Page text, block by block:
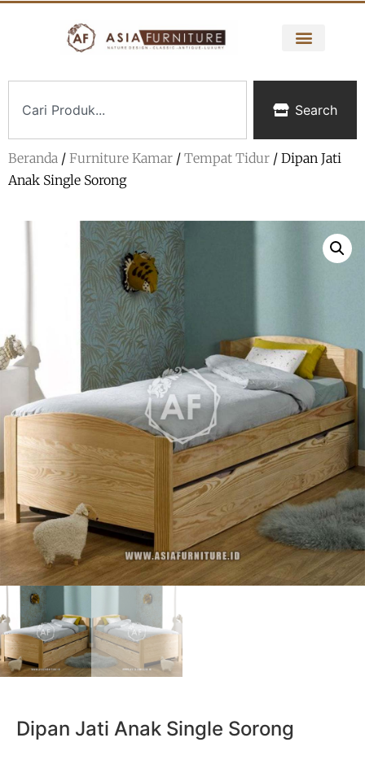
Search
Beranda / Furniture Kamar / Tempat Tidur / Dipan Jati
Anak Single Sorong
Dipan Jati Anak Single Sorong